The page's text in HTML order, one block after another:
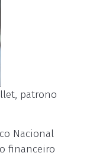
patrono
Nacional
financeiro